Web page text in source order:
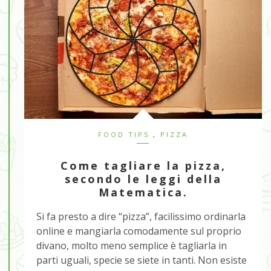
FOOD TIPS , PIZZA
Come tagliare la pizza,
secondo le leggi della
Matematica.
Si fa presto a dire “pizza”, facilissimo ordinarla
online e mangiarla comodamente sul proprio
divano, molto meno semplice è tagliarla in
parti uguali, specie se siete in tanti. Non esiste